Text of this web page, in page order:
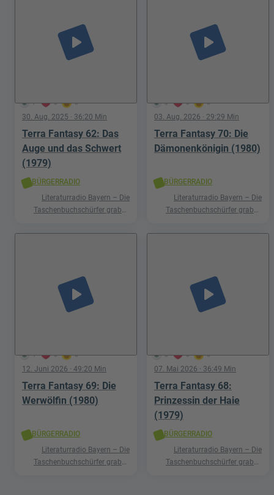
7 0 0
play_arrow
30. Aug. 2025 · 36:20 Min
Terra Fantasy 62: Das
Auge und das Schwert
(1979)
BÜRGERRADIO
Literaturradio Bayern – Die
Taschenbuchschürfer graben
Phantastik
3 0 0
play_arrow
03. Aug. 2026 · 29:29 Min
Terra Fantasy 70: Die
Dämonenkönigin (1980)
BÜRGERRADIO
Literaturradio Bayern – Die
Taschenbuchschürfer graben
Phantastik
1 0 0
play_arrow
12. Juni 2026 · 49:20 Min
Terra Fantasy 69: Die
Werwölfin (1980)
BÜRGERRADIO
Literaturradio Bayern – Die
Taschenbuchschürfer graben
0 0 0
play_arrow
07. Mai 2026 · 36:49 Min
Terra Fantasy 68:
Prinzessin der Haie
(1979)
BÜRGERRADIO
Literaturradio Bayern – Die
Taschenbuchschürfer graben